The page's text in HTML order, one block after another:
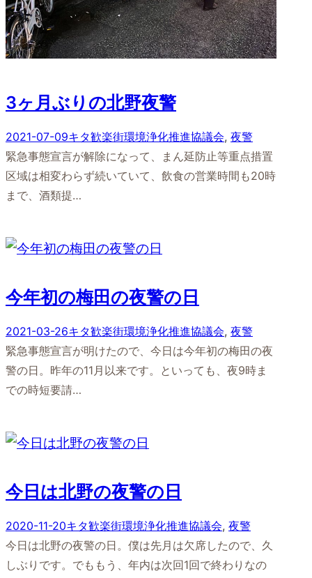
3ヶ月ぶりの北野夜警
2021-07-09キタ歓楽街環境浄化推進協議会, 夜警
緊急事態宣言が解除になって、まん延防止等重点措置
区域は相変わらず続いていて、飲食の営業時間も20時
まで、酒類提…
今年初の梅田の夜警の日
2021-03-26キタ歓楽街環境浄化推進協議会, 夜警
緊急事態宣言が明けたので、今日は今年初の梅田の夜
警の日。昨年の11月以来です。といっても、夜9時ま
での時短要請…
今日は北野の夜警の日
2020-11-20キタ歓楽街環境浄化推進協議会, 夜警
今日は北野の夜警の日。僕は先月は欠席したので、久
しぶりです。でももう、年内は次回1回で終わりなの